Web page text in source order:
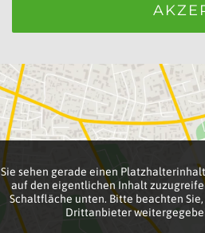
Sie sehen gerade einen
auf den eigentlichen Inhalt
Schaltfläche unten. Bitte beachten
Drittanbieter